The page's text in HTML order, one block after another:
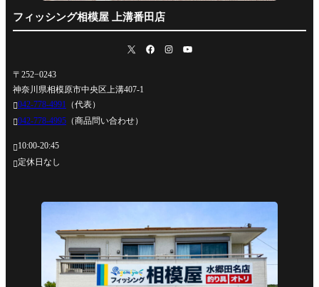
フィッシング相模屋 上溝番田店
〒252−0243
神奈川県相模原市中央区上溝407-1
042-778-4991
（代表）
042-778-4995 （商品問い合わせ）
10:00-20:45
定休日なし